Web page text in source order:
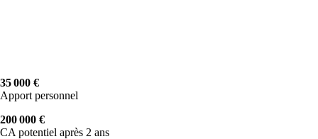
35 000 €
Apport personnel
200 000 €
CA potentiel après 2 ans